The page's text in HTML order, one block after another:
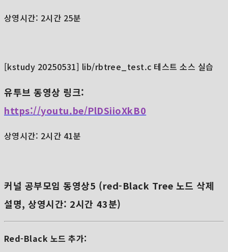
상영시간: 2시간 25분
[kstudy 20250531] lib/rbtree_test.c 테스트 소스 실습
유투브 동영상 링크:
https://youtu.be/PlDSiioXkB0
상영시간: 2시간 41분
커널 공부모임 동영상5 (red-Black Tree 노드 삭제
설명,상영시간: 2시간 43분)
Red-Black 노드 추가: